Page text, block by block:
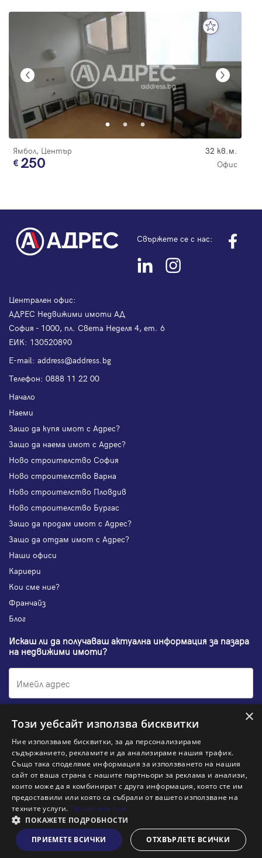
Ямбол, Център 32 кв.м.
250 Офис
Заяви оглед
Свържете се с нас:
Централен офис:
АДРЕС Недвижими имоти АД
София - 1000, пл. Света Неделя 4, ет. 6
ЕИК: 130520890
Е-mail: address@address.bg
Телефон: 0888 11 22 00
Начало
Наеми
Защо да купя имот с Адрес?
Защо да наема имот с Адрес?
Ново строителство София
Ново строителство Варна
Ново строителство Пловдив
Ново строителство Бургас
Защо да продам имот с Адрес?
Защо да отдам имот с Адрес?
Наши офиси
Кариери
Кои сме ние?
Франчайз
Блог
Искаш ли да получаваш актуална информация за пазара
на недвижими имоти?
Абонирам се
НАЙ-ПОПУЛЯРНИ ТЪРСЕНИЯ:
Общи условия
Политика за "бисквитки"
Политики за поверителност
Информация по ЗЗЛПСПООИН
© 2026 Адрес, All rights reserved. Website byKipo& VJSoft
×
Този уебсайт използва бисквитки
Ние използваме бисквитки, за да персонализираме
съдържанието, рекламите и да анализираме нашия трафик.
Също така споделяме информация за използването на нашия
сайт от ваша страна с нашите партньори за реклама и анализи,
които може да я комбинират с друга информация, която сте им
предоставили или която са събрали от вашето използване на
техните услуги. Прочетете още
ПОКАЖЕТЕ ПОДРОБНОСТИ
ПРИЕМЕТЕ ВСИЧКИ
ОТХВЪРЛЕТЕ ВСИЧКИ